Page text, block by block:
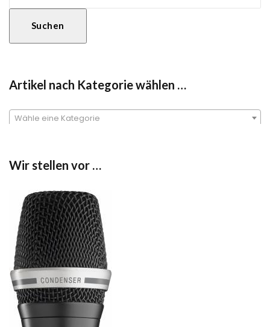
Suchen
Artikel nach Kategorie wählen …
Wähle eine Kategorie
Wir stellen vor …